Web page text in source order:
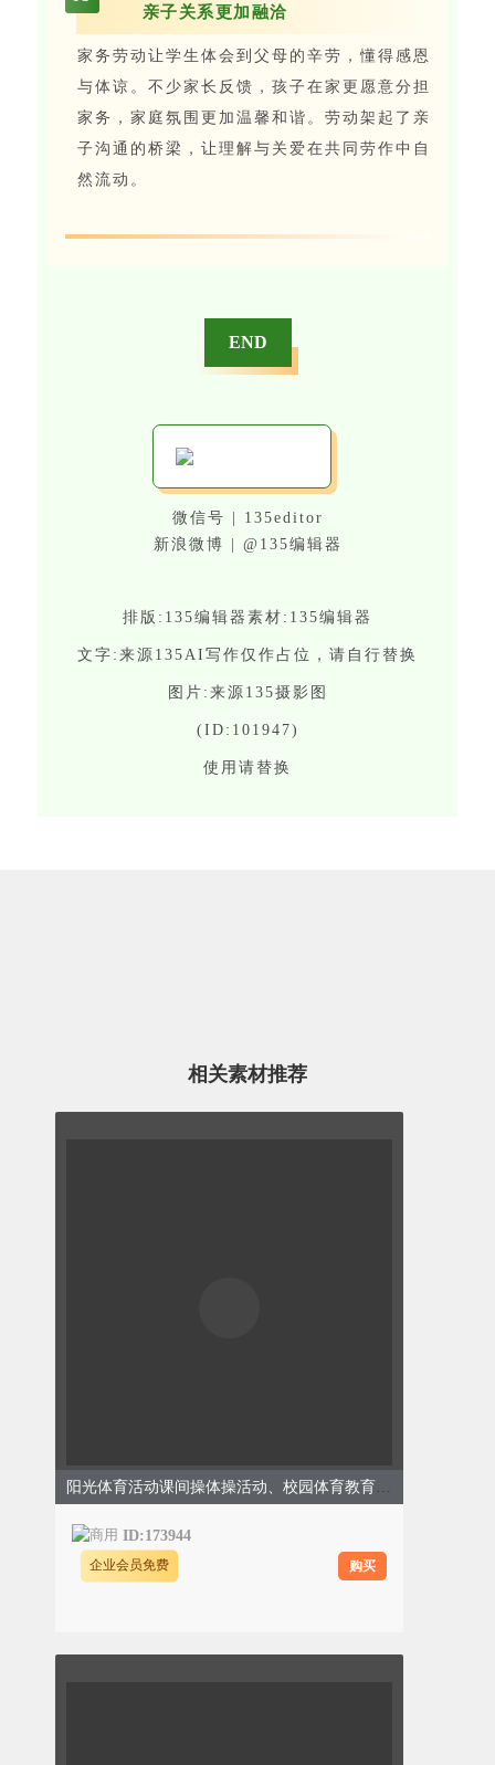
亲子关系更加融洽
家务劳动让学生体会到父母的辛劳，懂得感恩
与体谅。不少家长反馈，孩子在家更愿意分担
家务，家庭氛围更加温馨和谐。劳动架起了亲
子沟通的桥梁，让理解与关爱在共同劳作中自
然流动。
END
微信号 | 135editor
新浪微博 | @135编辑器
排版:135编辑器素材:135编辑器
文字:来源135AI写作仅作占位，请自行替换
图片:来源135摄影图
(ID:101947)
使用请替换
相关素材推荐
阳光体育活动课间操体操活动、校园体育教育、简约、绿色黄色模板
ID:173944
企业会员免费 购买